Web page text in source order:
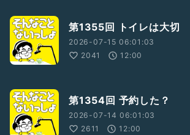
第1355回 トイレは大切
2026-07-15 06:01:03
2041
12:00
第1354回 予約した？
2026-07-14 06:01:03
2611
12:00